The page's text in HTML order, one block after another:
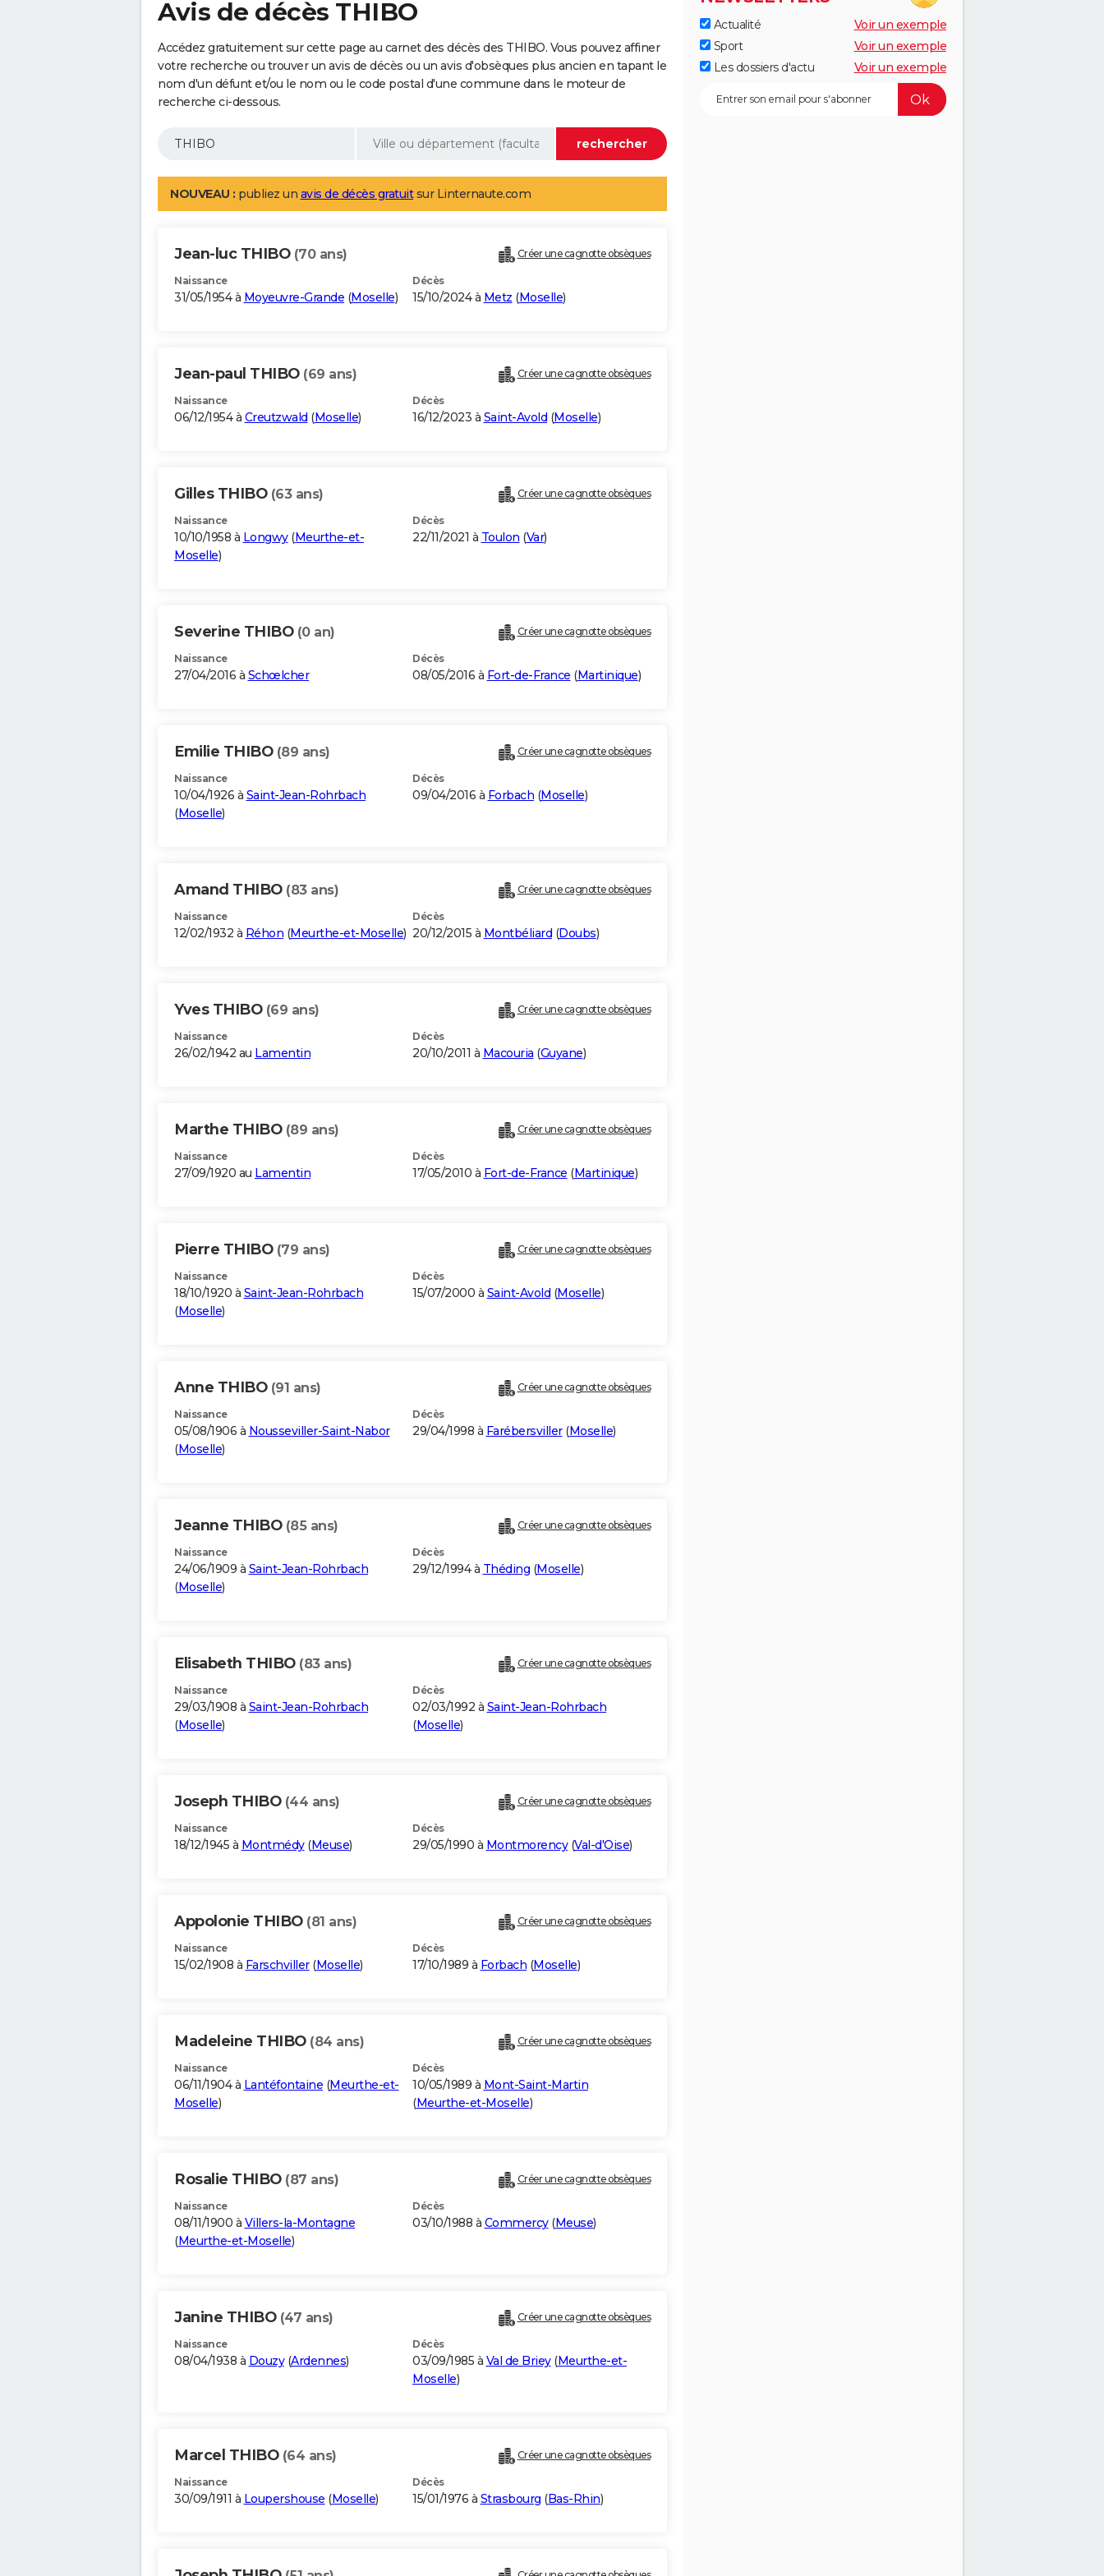
Avis de décès THIBO
Accédez gratuitement sur cette page au carnet des décès des THIBO. Vous pouvez affiner
votre recherche ou trouver un avis de décès ou un avis d'obsèques plus ancien en tapant le
nom d'un défunt et/ou le nom ou le code postal d'une commune dans le moteur de
recherche ci-dessous.
NOUVEAU : publiez un avis de décès gratuitsur Linternaute.com
Jean-luc THIBO (70 ans) Créer une cagnotte obsèques
Naissance
31/05/1954 à Moyeuvre-Grande (Moselle)
Décès
15/10/2024 à Metz (Moselle)
Jean-paul THIBO (69 ans) Créer une cagnotte obsèques
Naissance
06/12/1954 à Creutzwald (Moselle)
Décès
16/12/2023 à Saint-Avold (Moselle)
Gilles THIBO (63 ans) Créer une cagnotte obsèques
Naissance
10/10/1958 à Longwy(Meurthe-et-
Moselle)
Décès
22/11/2021 à Toulon (Var)
Severine THIBO (0 an) Créer une cagnotte obsèques
Naissance
27/04/2016 à Schœlcher
Décès
08/05/2016 à Fort-de-France (Martinique)
Emilie THIBO (89 ans) Créer une cagnotte obsèques
Naissance
10/04/1926 à Saint-Jean-Rohrbach
(Moselle)
Décès
09/04/2016 à Forbach (Moselle)
Amand THIBO (83 ans) Créer une cagnotte obsèques
Naissance
12/02/1932 à Réhon (Meurthe-et-Moselle)
Décès
20/12/2015 à Montbéliard (Doubs)
Yves THIBO (69 ans) Créer une cagnotte obsèques
Naissance
26/02/1942 au Lamentin
Décès
20/10/2011 à Macouria (Guyane)
Marthe THIBO (89 ans) Créer une cagnotte obsèques
Naissance
27/09/1920 au Lamentin
Décès
17/05/2010 à Fort-de-France (Martinique)
Pierre THIBO (79 ans) Créer une cagnotte obsèques
Naissance
18/10/1920 à Saint-Jean-Rohrbach
(Moselle)
Décès
15/07/2000 à Saint-Avold (Moselle)
Anne THIBO (91 ans) Créer une cagnotte obsèques
Naissance
05/08/1906 à Nousseviller-Saint-Nabor
(Moselle)
Décès
29/04/1998 à Farébersviller(Moselle)
Jeanne THIBO (85 ans) Créer une cagnotte obsèques
Naissance
24/06/1909 à Saint-Jean-Rohrbach
(Moselle)
Décès
29/12/1994 à Théding (Moselle)
Elisabeth THIBO (83 ans) Créer une cagnotte obsèques
Naissance
29/03/1908 à Saint-Jean-Rohrbach
(Moselle)
Décès
02/03/1992 à Saint-Jean-Rohrbach
(Moselle)
Joseph THIBO (44 ans) Créer une cagnotte obsèques
Naissance
18/12/1945 à Montmédy(Meuse)
Décès
29/05/1990 à Montmorency(Val-d'Oise)
Appolonie THIBO (81 ans) Créer une cagnotte obsèques
Naissance
15/02/1908 à Farschviller(Moselle)
Décès
17/10/1989 à Forbach (Moselle)
Madeleine THIBO (84 ans) Créer une cagnotte obsèques
Naissance
06/11/1904 à Lantéfontaine (Meurthe-et-
Moselle)
Décès
10/05/1989 à Mont-Saint-Martin
(Meurthe-et-Moselle)
Rosalie THIBO (87 ans) Créer une cagnotte obsèques
Naissance
08/11/1900 à Villers-la-Montagne
(Meurthe-et-Moselle)
Décès
03/10/1988 à Commercy(Meuse)
Janine THIBO (47 ans) Créer une cagnotte obsèques
Naissance
08/04/1938 à Douzy(Ardennes)
Décès
03/09/1985 à Val de Briey(Meurthe-et-
Moselle)
Marcel THIBO (64 ans) Créer une cagnotte obsèques
Naissance
30/09/1911 à Loupershouse (Moselle)
Décès
15/01/1976 à Strasbourg (Bas-Rhin)
Actualité
Voir un exemple
Sport
Voir un exemple
Les dossiers d'actu
Voir un exemple